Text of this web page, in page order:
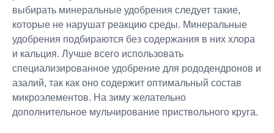
выбирать минеральные удобрения следует такие,
которые не нарушат реакцию среды. Минеральные
удобрения подбираются без содержания в них хлора
и кальция. Лучше всего использовать
специализированное удобрение для рододендронов и
азалий, так как оно содержит оптимальный состав
микроэлементов. На зиму желательно
дополнительное мульчирование приствольного круга.